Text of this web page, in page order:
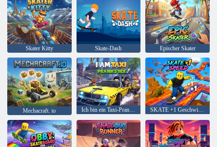
Skater Kitty Skate-Dash Epischer Skater
Mechacraft. io Ich bin ein Taxi-Prankster-Sim SKATE +1 Geschwindigkeit